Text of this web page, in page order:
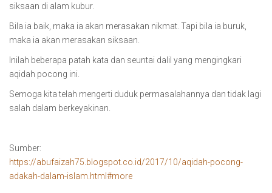
siksaan di alam kubur.
Bila ia baik, maka ia akan merasakan nikmat. Tapi bila ia buruk,
maka ia akan merasakan siksaan.
Inilah beberapa patah kata dan seuntai dalil yang mengingkari
aqidah pocong ini.
Semoga kita telah mengerti duduk permasalahannya dan tidak lagi
salah dalam berkeyakinan.
Sumber:
https://abufaizah75.blogspot.co.id/2017/10/aqidah-pocong-
adakah-dalam-islam.html#more